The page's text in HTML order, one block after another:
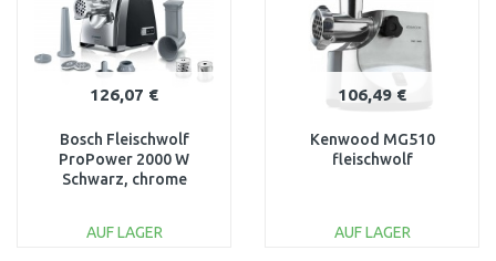
126,07 €
Bosch Fleischwolf
ProPower 2000 W
Schwarz, chrome
AUF LAGER
106,49 €
Kenwood MG510
fleischwolf
AUF LAGER